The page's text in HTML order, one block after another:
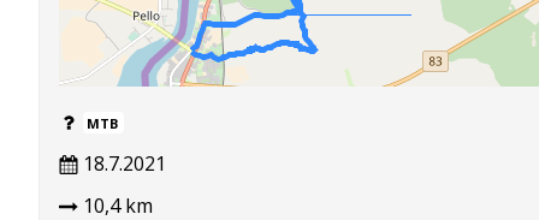
MTB
18.7.2021
10,4 km